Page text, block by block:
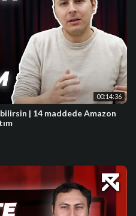
00:14:36
| 14 maddede Amazon